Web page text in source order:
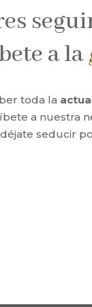
a la
toda la
a nuestra
seducir